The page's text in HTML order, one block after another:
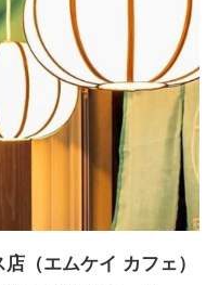
（エムケイ カフェ）